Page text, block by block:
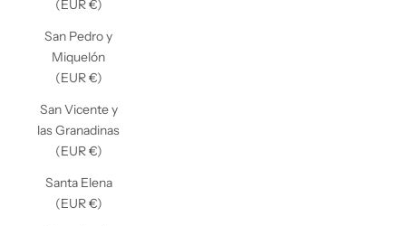
(EUR €)
San Pedro y
Miquelón
(EUR €)
San Vicente y
las Granadinas
(EUR €)
Santa Elena
(EUR €)